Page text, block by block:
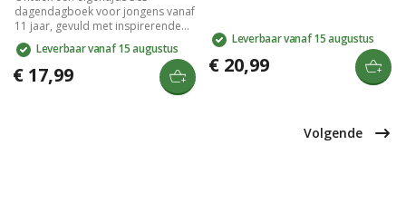
dagendagboek voor jongens vanaf
11 jaar, gevuld met inspirerende
bijbelteksten en korte stukken over
relevante thema's zoals
vriendschap, keuzes maken en
vergeving. Met een stoere
vormgeving en praktische inhoud
Leverbaar vanaf 15 augustus
€ 17,99
Leverbaar vanaf 15 augustus
€ 20,99
Volgende